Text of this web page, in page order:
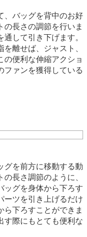
、バッグを背中のお好
の長さの調節を行いま
して引き下げます。
離せば、ジャスト、
の便利な伸縮アクショ
ファンを獲得している
グを前方に移動する動
長さ調節のように、
ッグを身体から下ろす
ーツを引き上げるだけ
ら下ろすことができま
す際にもとても便利な